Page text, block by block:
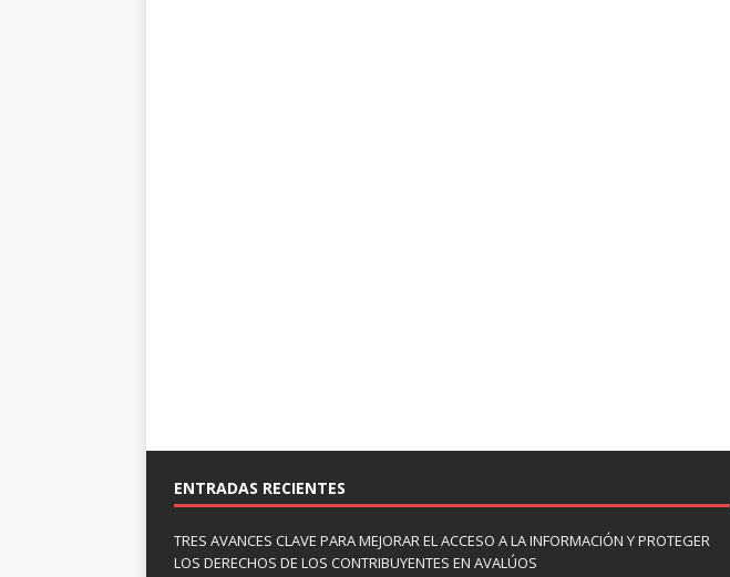
ENTRADAS RECIENTES
TRES AVANCES CLAVE PARA MEJORAR EL ACCESO A LA INFORMACIÓN Y PROTEGER
LOS DERECHOS DE LOS CONTRIBUYENTES EN AVALÚOS